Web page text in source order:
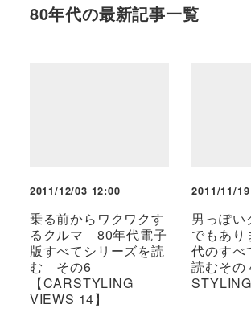
80年代の最新記事一覧
2011/12/03 12:00
乗る前からワクワクす
るクルマ 80年代電子
版すべてシリーズを読
む その6
【CARSTYLING
VIEWS 14】
2011/11/
男っぽい
でもあ
代のすべ
読むその